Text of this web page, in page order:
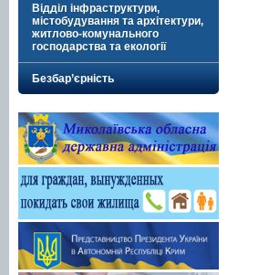
Відділ інфраструктури,
містобудування та архітектури,
житлово-комунального
господарства та екології
Безбар’єрність